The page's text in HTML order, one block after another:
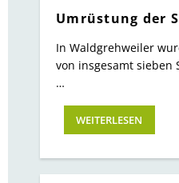
Umrüstung der
In Waldgrehweiler
von insgesamt sieben
…
WEITERLESEN